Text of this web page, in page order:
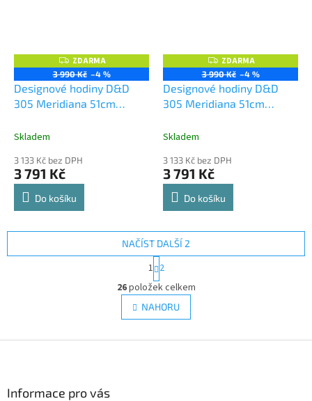
Z
D
A
R
A
ZDARMA
3 990 Kč –4 %
Designové hodiny D&D
305 Meridiana 51cm
lak
Skladem
3 133 Kč bez DPH
3 791 Kč
Do košíku
Z
D
A
R
A
ZDARMA
3 990 Kč –4 %
Designové hodiny D&D
305 Meridiana 51cm
stříbrný lak
Skladem
3 133 Kč bez DPH
3 791 Kč
Do košíku
O
v
l
á
NAČÍST DALŠÍ 2
S
t
r
á
n
k
v
1 2
26položek celkem
NAHORU
Informace pro vás